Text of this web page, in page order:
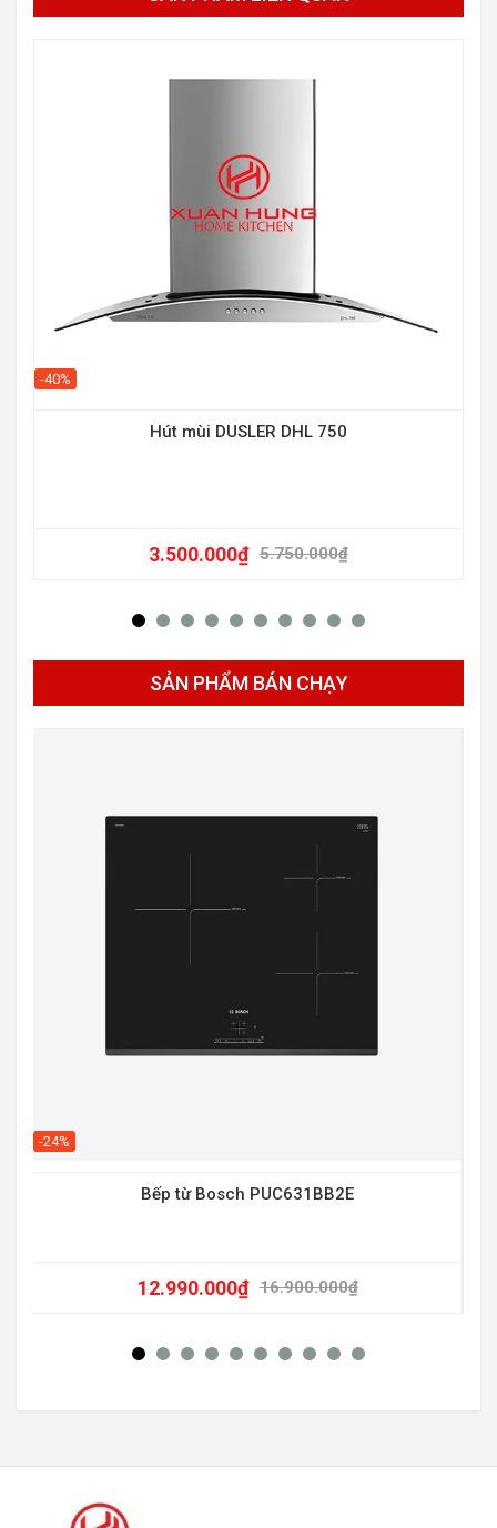
-40%
Hút mùi DUSLER DHL 750
5.750.000₫
3.500.000₫
SẢN PHẨM BÁN CHẠY
-24%
Bếp từ Bosch PUC631BB2E
16.900.000₫
12.990.000₫